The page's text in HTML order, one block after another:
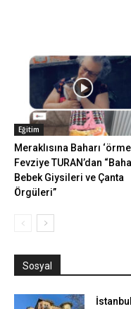
Eğitim
Meraklısına Baharı
Fevziye TURAN’dan
Bebek Giysileri ve Çanta
Örgüleri”
Sosyal